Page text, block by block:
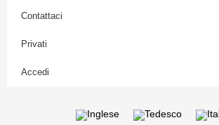
Contattaci
Privati
Accedi